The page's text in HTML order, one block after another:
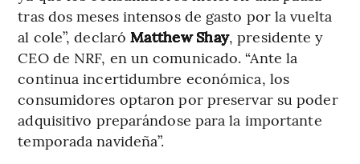
tras dos meses intensos de gasto por la vuelta
al cole”, declaróMatthew Shay, presidente y
CEO de NRF, en un comunicado. “Ante la
continua incertidumbre económica, los
consumidores optaron por preservar su poder
adquisitivo preparándose para la importante
temporada navideña”.